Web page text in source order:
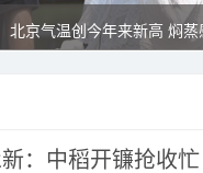
北京气温创今年来新高 焖蒸
：中稻开镰抢收忙